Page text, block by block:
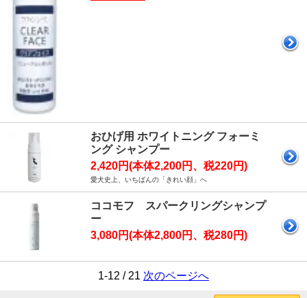
おひげ用 ホワイトニング フォーミ
ング シャンプー
2,420円(本体2,200円、税220円)
愛犬史上、いちばんの「きれい顔」へ
ココモフ スパークリングシャンプ
ー
3,080円(本体2,800円、税280円)
1-12 / 21 次のページへ